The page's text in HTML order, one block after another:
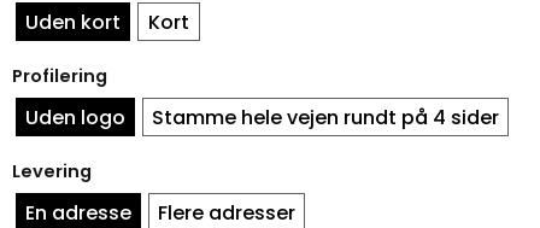
Uden kort Kort
Profilering
Uden logo Stamme hele vejen rundt på 4 sider
Levering
En adresse Flere adresser